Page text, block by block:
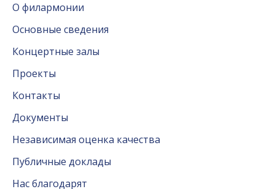
О филармонии
Основные сведения
Концертные залы
Проекты
Контакты
Документы
Независимая оценка качества
Публичные доклады
Нас благодарят